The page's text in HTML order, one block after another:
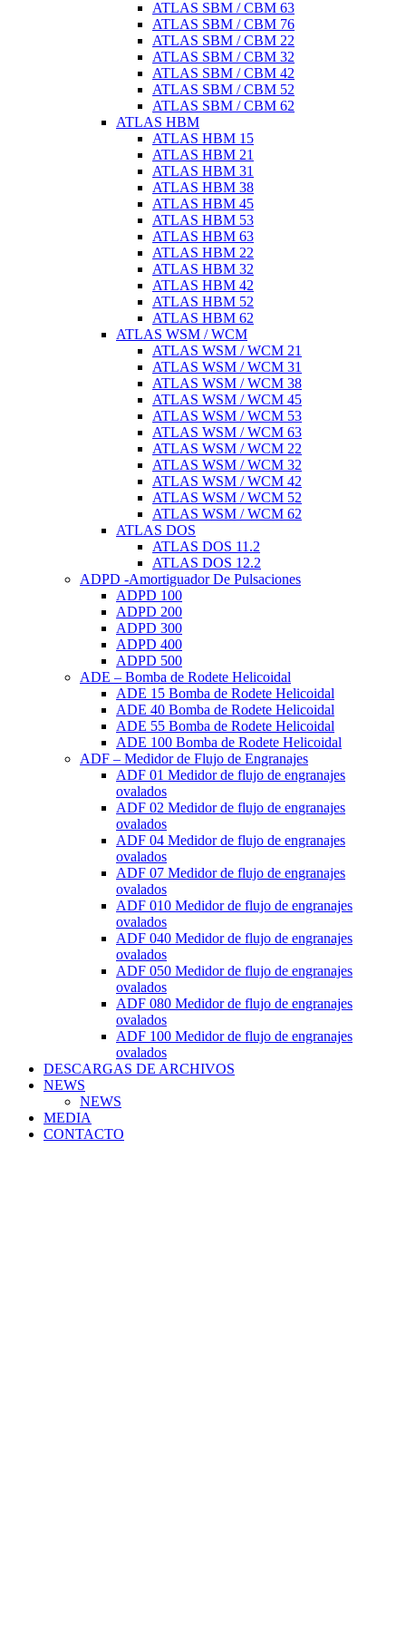
ATLAS SBM / CBM 63
ATLAS SBM / CBM 76
ATLAS SBM / CBM 22
ATLAS SBM / CBM 32
ATLAS SBM / CBM 42
ATLAS SBM / CBM 52
ATLAS SBM / CBM 62
ATLAS HBM
ATLAS HBM 15
ATLAS HBM 21
ATLAS HBM 31
ATLAS HBM 38
ATLAS HBM 45
ATLAS HBM 53
ATLAS HBM 63
ATLAS HBM 22
ATLAS HBM 32
ATLAS HBM 42
ATLAS HBM 52
ATLAS HBM 62
ATLAS WSM / WCM
ATLAS WSM / WCM 21
ATLAS WSM / WCM 31
ATLAS WSM / WCM 38
ATLAS WSM / WCM 45
ATLAS WSM / WCM 53
ATLAS WSM / WCM 63
ATLAS WSM / WCM 22
ATLAS WSM / WCM 32
ATLAS WSM / WCM 42
ATLAS WSM / WCM 52
ATLAS WSM / WCM 62
ATLAS DOS
ATLAS DOS 11.2
ATLAS DOS 12.2
ADPD -Amortiguador De Pulsaciones
ADPD 100
ADPD 200
ADPD 300
ADPD 400
ADPD 500
ADE – Bomba de Rodete Helicoidal
ADE 15 Bomba de Rodete Helicoidal
ADE 40 Bomba de Rodete Helicoidal
ADE 55 Bomba de Rodete Helicoidal
ADE 100 Bomba de Rodete Helicoidal
ADF – Medidor de Flujo de Engranajes
ADF 01 Medidor de flujo de engranajes
ovalados
ADF 02 Medidor de flujo de engranajes
ovalados
ADF 04 Medidor de flujo de engranajes
ovalados
ADF 07 Medidor de flujo de engranajes
ovalados
ADF 010 Medidor de flujo de engranajes
ovalados
ADF 040 Medidor de flujo de engranajes
ovalados
ADF 050 Medidor de flujo de engranajes
ovalados
ADF 080 Medidor de flujo de engranajes
ovalados
ADF 100 Medidor de flujo de engranajes
ovalados
DESCARGAS DE ARCHIVOS
NEWS
NEWS
MEDIA
CONTACTO